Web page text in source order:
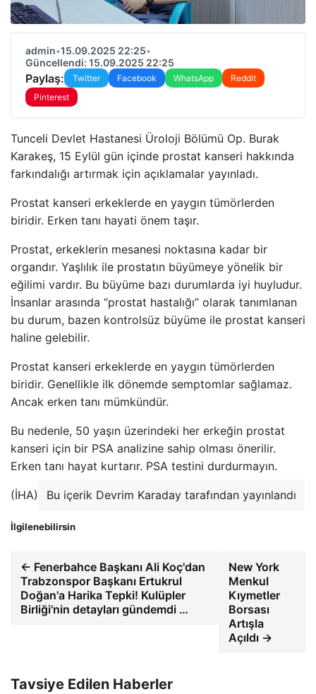
admin•15.09.2025 22:25•
Güncellendi: 15.09.2025 22:25
Paylaş: Twitter Facebook WhatsApp
Reddit
Pinterest
Tunceli Devlet Hastanesi Üroloji Bölümü Op. Burak
Karakeş, 15 Eylül gün içinde prostat kanseri hakkında
farkındalığı artırmak için açıklamalar yayınladı.
Prostat kanseri erkeklerde en yaygın tümörlerden
biridir. Erken tanı hayati önem taşır.
Prostat, erkeklerin mesanesi noktasına kadar bir
organdır. Yaşlılık ile prostatın büyümeye yönelik bir
eğilimi vardır. Bu büyüme bazı durumlarda iyi huyludur.
İnsanlar arasında “prostat hastalığı” olarak tanımlanan
bu durum, bazen kontrolsüz büyüme ile prostat kanseri
haline gelebilir.
Prostat kanseri erkeklerde en yaygın tümörlerden
biridir. Genellikle ilk dönemde semptomlar sağlamaz.
Ancak erken tanı mümkündür.
Bu nedenle, 50 yaşın üzerindeki her erkeğin prostat
kanseri için bir PSA analizine sahip olması önerilir.
Erken tanı hayat kurtarır. PSA testini durdurmayın.
(İHA) Bu içerik Devrim Karaday tarafından yayınlandı
İlgilenebilirsin
← Fenerbahce Başkanı Ali Koç'dan
Trabzonspor Başkanı Ertukrul
Doğan'a Harika Tepki! Kulüpler
Birliği'nin detayları gündemdi …
New York
Menkul
Kıymetler
Borsası
Artışla
Açıldı →
Tavsiye Edilen Haberler